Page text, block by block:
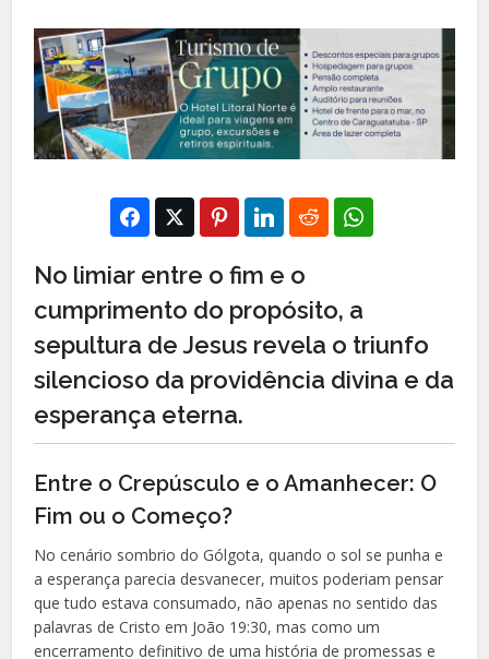
No limiar entre o fim e o
cumprimento do propósito, a
sepultura de Jesus revela o triunfo
silencioso da providência divina e da
esperança eterna.
Entre o Crepúsculo e o Amanhecer: O
Fim ou o Começo?
No cenário sombrio do Gólgota, quando o sol se punha e
a esperança parecia desvanecer, muitos poderiam pensar
que tudo estava consumado, não apenas no sentido das
palavras de Cristo em João 19:30, mas como um
encerramento definitivo de uma história de promessas e